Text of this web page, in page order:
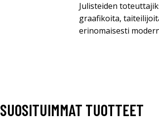
Julisteiden
graafikoita,
erinomaisesti
SUOSITUIMMAT TUOTTEET